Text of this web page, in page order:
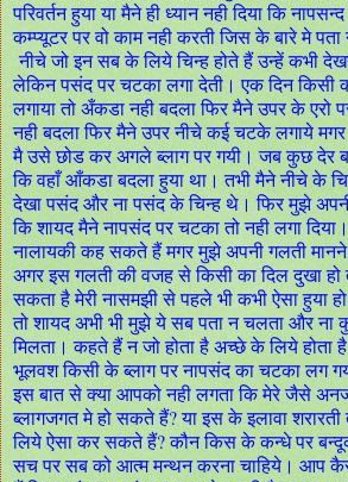
परिवर्तन हुया या मैने ही ध्यान नही दिया कि
कम्प्यूटर पर वो काम नही करती जिस के बारे मे पता
नीचे जो इन सब के लिये चिन्ह होते हैं उन्हें कभी
लेकिन पसंद पर चटका लगा देती। एक दिन किसी
लगाया तो अँकडा नही बदला फिर मैने उपर के एरो
नही बदला फिर मैने उपर नीचे कई चटके लगाये
मै उसे छोड कर अगले ब्लाग पर गयी। जब कुछ देर
कि वहाँ आँकडा बदला हुया था। तभी मैने नीचे के
देखा पसंद और ना पसंद के चिन्ह थे। फिर मुझे
कि शायद मैने नापसंद पर चटका तो नही लगा
नालायकी कह सकते हैं मगर मुझे अपनी गलती
अगर इस गलती की वजह से किसी का दिल दुखा हो
सकता है मेरी नासमझी से पहले भी कभी ऐसा हुया
तो शायद अभी भी मुझे ये सब पता न चलता और
मिलता। कहते हैं न जो होता है अच्छे के लिये होता
भूलवश किसी के ब्लाग पर नापसंद का चटका लग
इस बात से क्या आपको नही लगता कि मेरे जैसे
ब्लागजगत मे हो सकते हैं? या इस के इलावा
लिये ऐसा कर सकते हैं? कौन किस के कन्धे पर
सच पर सब को आत्म मन्थन करना चाहिये। आप